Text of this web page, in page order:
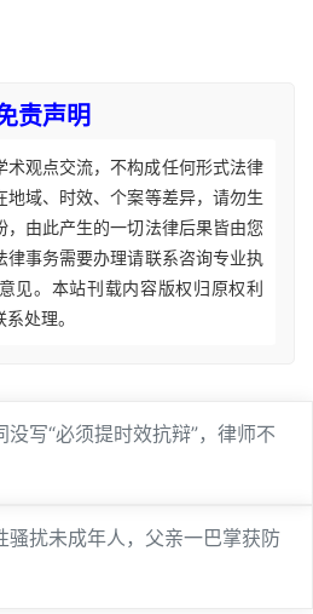
责声明
术观点交流，不构成任何形式法律
地域、时效、个案等差异，请勿生
，由此产生的一切法律后果皆由您
律事务需要办理请联系咨询专业执
见。本站刊载内容版权归原权利
处理。
没写“必须提时效抗辩”，律师不
骚扰未成年人，父亲一巴掌获防